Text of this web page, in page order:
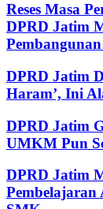
Reses Masa
DPRD Jatim
DPRD Jatim
Haram’, Ini
DPRD Jatim
UMKM Pun
DPRD Jatim